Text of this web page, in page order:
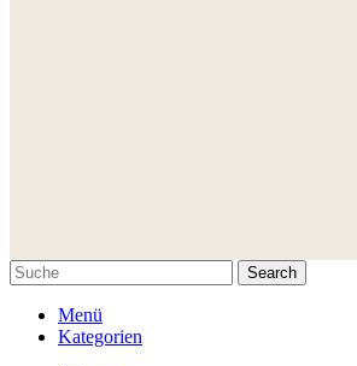
Search
Menü
Kategorien